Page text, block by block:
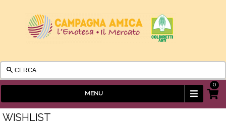
0
MENU
WISHLIST